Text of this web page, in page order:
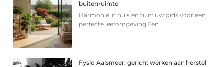
buitenruimte
Harmonie in huis en tuin: uw gids voor een
perfecte leefomgeving Een
Fysio Aalsmeer: gericht werken aan herstel